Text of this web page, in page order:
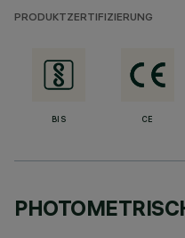
PRODUKTZERTIFIZIERUNG
BIS CE